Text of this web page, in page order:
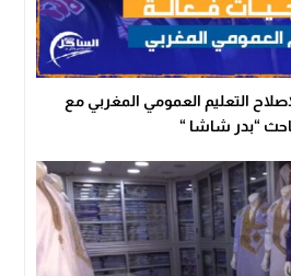
التعليم العمومي المغربي مع
“بدر شاشا “